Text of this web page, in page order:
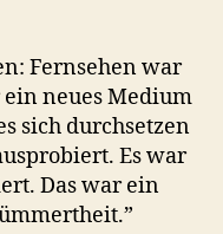
Fernsehen war
neues Medium
sich durchsetzen
Es war
Das war ein